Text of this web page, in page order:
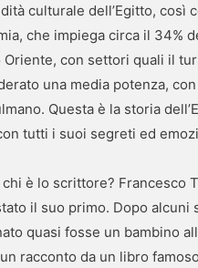
culturale dell’Egitto, così
che impiega circa il 34%
con settori quali il
una media potenza,
Questa è la storia
tutti i suoi segreti ed
è lo scrittore?
il suo primo. Dopo
quasi fosse un bambino
racconto da un libro